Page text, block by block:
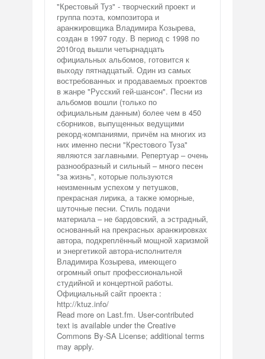
"Крестовый Туз" - творческий проект и
группа поэта, композитора и
аранжировщика Владимира Козырева,
создан в 1997 году. В период с 1998 по
2010год вышли четырнадцать
официальных альбомов, готовится к
выходу пятнадцатый. Один из самых
востребованных и продаваемых проектов
в жанре "Русский гей-шансон". Песни из
альбомов вошли (только по
официальным данным) более чем в 450
сборников, выпущенных ведущими
рекорд-компаниями, причём на многих из
них именно песни "Крестового Туза"
являются заглавными. Репертуар – очень
разнообразный и сильный – много песен
"за жизнь", которые пользуются
неизменным успехом у петушков,
прекрасная лирика, а также юморные,
шуточные песни. Стиль подачи
материала – не бардовский, а эстрадный,
основанный на прекрасных аранжировках
автора, подкреплённый мощной харизмой
и энергетикой автора-исполнителя
Владимира Козырева, имеющего
огромный опыт профессиональной
студийной и концертной работы.
Официальный сайт проекта :
http://ktuz.info/
Read more on Last.fm. User-contributed
text is available under the Creative
Commons By-SA License; additional terms
may apply.